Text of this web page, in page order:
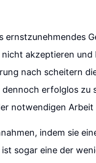
ernstzunehmendes
akzeptieren und
nach scheitern
erfolglos zu
notwendigen Arbeit
indem sie
sogar eine der